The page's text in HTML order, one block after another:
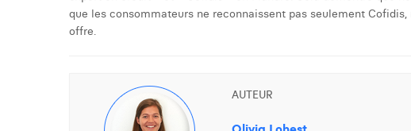
que les consommateurs ne reconnaissent pas seulement
offre.
AUTEUR